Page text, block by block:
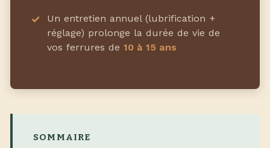
Un entretien annuel (lubrification +
réglage) prolonge la durée de vie de
vos ferrures de10 à 15 ans
SOMMAIRE